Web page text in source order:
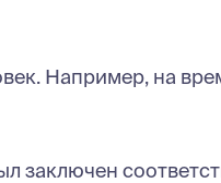
Например, на
заключен